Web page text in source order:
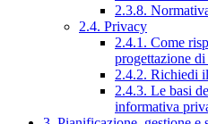
2.3.8.
2.4. Privacy
2.4.1. Come
progettazione
2.4.2. Richiedi
2.4.3. Le basi
informativa